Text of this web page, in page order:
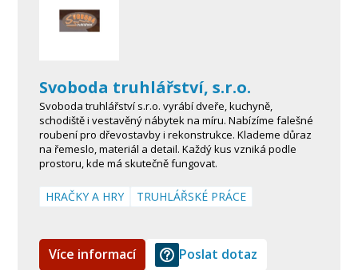
Svoboda truhlářství, s.r.o.
Svoboda truhlářství s.r.o. vyrábí dveře, kuchyně,
schodiště i vestavěný nábytek na míru. Nabízíme falešné
roubení pro dřevostavby i rekonstrukce. Klademe důraz
na řemeslo, materiál a detail. Každý kus vzniká podle
prostoru, kde má skutečně fungovat.
HRAČKY A HRY TRUHLÁŘSKÉ PRÁCE
Více informací Poslat dotaz